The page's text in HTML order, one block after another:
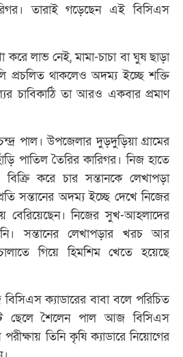
তারাই গড়েছেন এই বিসিএস
করে লাভ নেই, মামা-চাচা বা ঘুষ ছাড়া
প্রচলিত থাকলেও অদম্য ইচ্ছে শক্তি
চাবিকাঠি তা আরও একবার প্রমাণ
পাল। উপজেলার দুড়দুড়িয়া গ্রামের
পাতিল তৈরির কারিগর। নিজ হাতে
করে চার সন্তানকে লেখাপড়া
সন্তানের অদম্য ইচ্ছে দেখে নিজের
বেরিয়েছেন। নিজের সুখ-আহলাদের
সন্তানের লেখাপড়ার খরচ আর
গিয়ে হিমশিম খেতে হয়েছে
ক্যাডারের বাবা বলে পরিচিত
ছেলে শৈলেন পাল আজ বিসিএস
তিনি কৃষি ক্যাডারে নিয়োগের